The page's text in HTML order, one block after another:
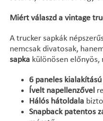
Miért válaszd a vintage
A trucker sapkák
nemcsak divatosak,
sapka különösen előnyös,
6 paneles kialakítású
Ívelt napellenzővel
Hálós hátoldala
Snapback patentos